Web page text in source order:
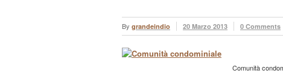
By grandeindio 20 Marzo 2013 0 Comments
Comunità